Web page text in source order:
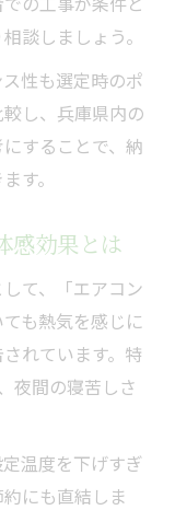
談しましょう。
性も選定時のポ
し、兵庫県内の
することで、納
す。
感効果とは
て、「エアコン
も熱気を感じに
れています。特
夜間の寝苦しさ
温度を下げすぎ
にも直結しま